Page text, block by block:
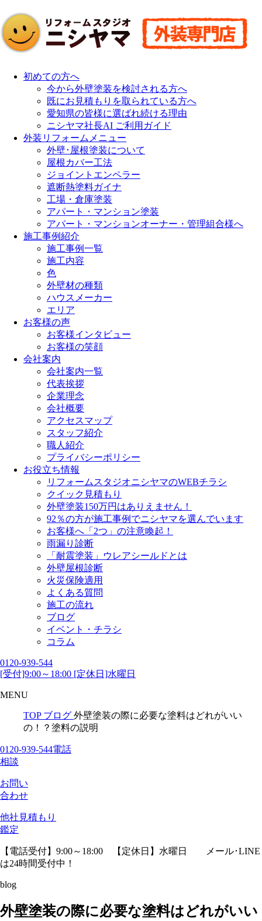
初めての方へ
今から外壁塗装を検討される方へ
既にお見積もりを取られている方へ
愛知県の皆様に選ばれ続ける理由
ニシヤマ社長AI ご利用ガイド
外装リフォームメニュー
外壁･屋根塗装について
屋根カバー工法
ジョイントエンペラー
遮断熱塗料ガイナ
工場・倉庫塗装
アパート・マンション塗装
アパート・マンションオーナー・管理組合様へ
施工事例紹介
施工事例一覧
施工内容
色
外壁材の種類
ハウスメーカー
エリア
お客様の声
お客様インタビュー
お客様の笑顔
会社案内
会社案内一覧
代表挨拶
企業理念
会社概要
アクセスマップ
スタッフ紹介
職人紹介
プライバシーポリシー
お役立ち情報
リフォームスタジオニシヤマのWEBチラシ
クイック見積もり
外壁塗装150万円はありえません！
92％の方が施工事例でニシヤマを選んでいます
お客様へ「2つ」の注意喚起！
雨漏り診断
「耐震塗装」ウレアシールドとは
外壁屋根診断
火災保険適用
よくある質問
施工の流れ
ブログ
イベント・チラシ
コラム
0120-939-544
[受付]9:00～18:00 [定休日]水曜日
MENU
TOP ブログ 外壁塗装の際に必要な塗料はどれがいい
の！？塗料の説明
0120-939-544電話
相談
お問い
合わせ
他社見積もり
鑑定
【電話受付】9:00～18:00 【定休日】水曜日
メール･LINE
は24時間受付中！
blog
外壁塗装の際に必要な塗料はどれがいい